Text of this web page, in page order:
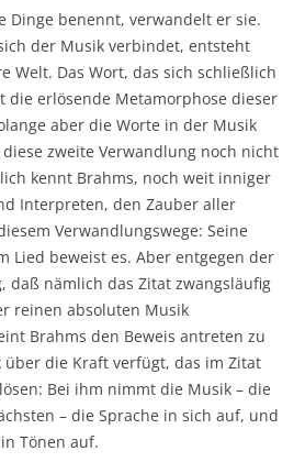
Dinge benennt, verwandelt er sie.
der Musik verbindet, entsteht
Welt. Das Wort, das sich schließlich
die erlösende Metamorphose dieser
aber die Worte in der Musik
zweite Verwandlung noch nicht
kennt Brahms, noch weit inniger
Interpreten, den Zauber aller
Verwandlungswege: Seine
Lied beweist es. Aber entgegen der
daß nämlich das Zitat zwangsläufig
reinen absoluten Musik
Brahms den Beweis antreten zu
die Kraft verfügt, das im Zitat
Bei ihm nimmt die Musik – die
– die Sprache in sich auf, und
Tönen auf.